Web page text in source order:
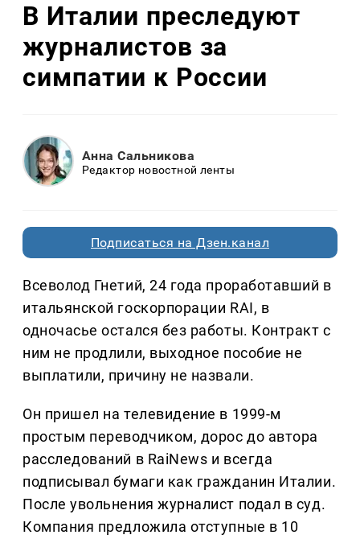
В Италии преследуют
журналистов за
симпатии к России
Анна Сальникова
Редактор новостной ленты
Подписаться на Дзен.канал
Всеволод Гнетий, 24 года проработавший в
итальянской госкорпорации RAI, в
одночасье остался без работы. Контракт с
ним не продлили, выходное пособие не
выплатили, причину не назвали.
Он пришел на телевидение в 1999-м
простым переводчиком, дорос до автора
расследований в RaiNews и всегда
подписывал бумаги как гражданин Италии.
После увольнения журналист подал в суд.
Компания предложила отступные в 10